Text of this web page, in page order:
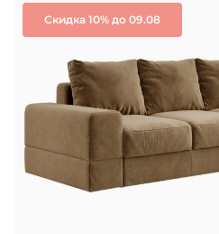
Скидка 10% до 09.08